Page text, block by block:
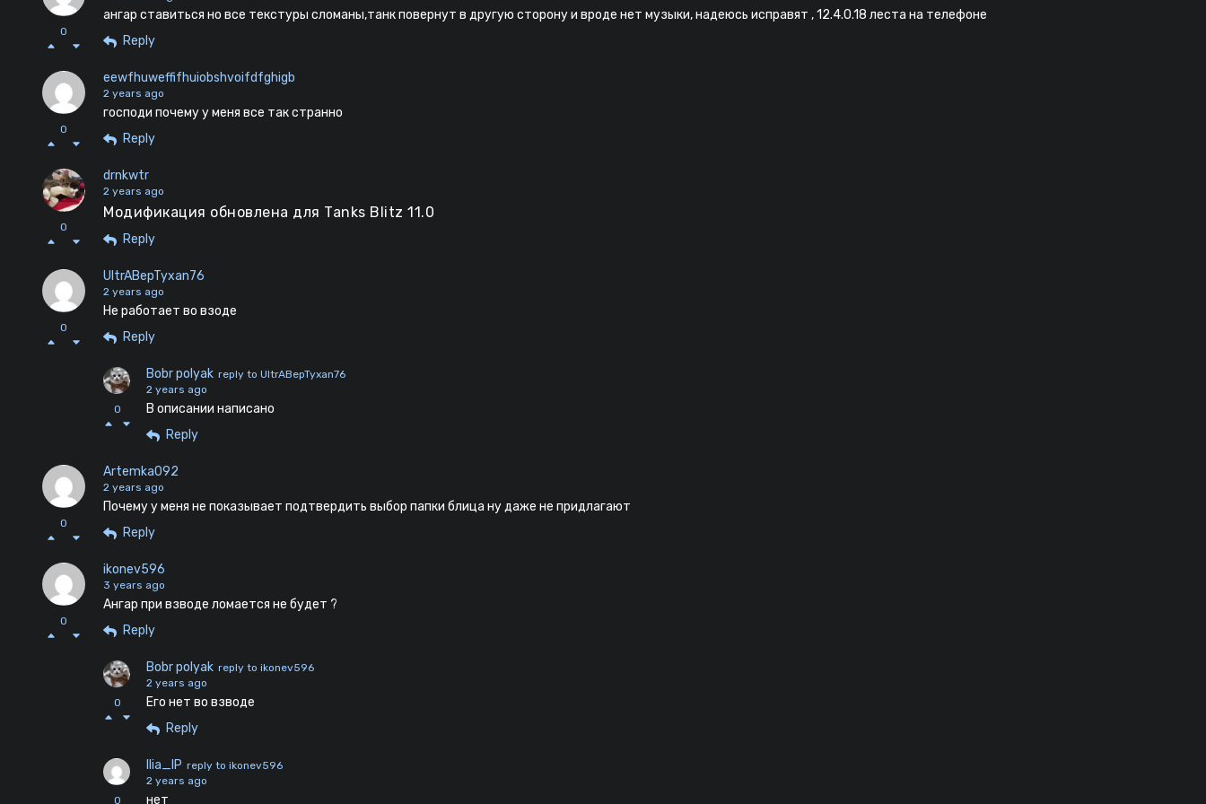
0
ангар ставиться но все текстуры сломаны,танк повернут в другую сторону и вроде нет музыки, надеюсь исправят , 12.4.0.18 леста на телефоне
Reply
0
eewfhuweffifhuiobshvoifdfghigb
2 years ago
господи почему у меня все так странно
Reply
0
drnkwtr
2 years ago
Модификация обновлена для Tanks Blitz 11.0
Reply
0
UltrABepTyxan76
2 years ago
Не работает во взоде
Reply
0
Bobr polyak reply to UltrABepTyxan76
2 years ago
В описании написано
Reply
0
Artemka092
2 years ago
Почему у меня не показывает подтвердить выбор папки блица ну даже не придлагают
Reply
0
ikonev596
3 years ago
Ангар при взводе ломается не будет ?
Reply
0
Bobr polyak reply to ikonev596
2 years ago
Его нет во взводе
Reply
0
Ilia_IP reply to ikonev596
2 years ago
нет